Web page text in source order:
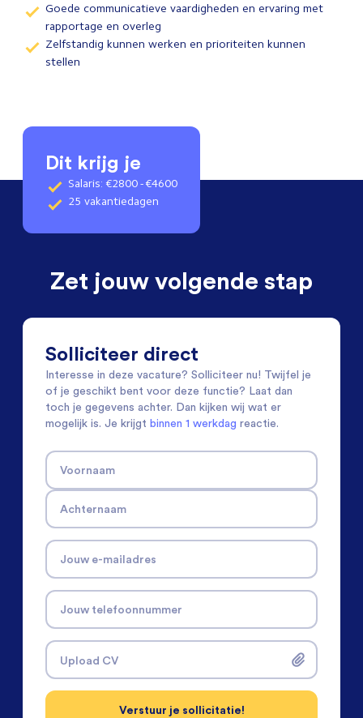
Goede communicatieve vaardigheden en ervaring met
rapportage en overleg
Zelfstandig kunnen werken en prioriteiten kunnen
stellen
Dit krijg je
Salaris: €2800 - €4600
25 vakantiedagen
Zet jouw volgende stap
Solliciteer direct
Interesse in deze vacature? Solliciteer nu! Twijfel je
of je geschikt bent voor deze functie? Laat dan
toch je gegevens achter. Dan kijken wij wat er
mogelijk is. Je krijgt binnen 1 werkdag reactie.
Voornaam
Achternaam
Jouw e-mailadres
Jouw telefoonnummer
Upload CV
Verstuur je sollicitatie!